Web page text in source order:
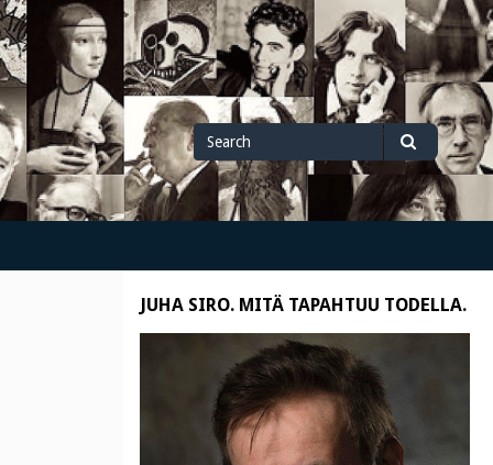
Search
for
Search
JUHA SIRO. MITÄ TAPAHTUU TODELLA.